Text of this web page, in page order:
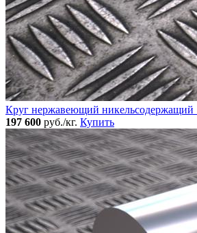
Круг нержавеющий
197 600 руб./кг. Купить